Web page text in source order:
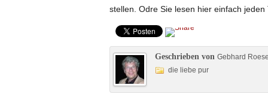
stellen. Odre Sie lesen hier einfach
Geschrieben von Gebhard
die liebe pur